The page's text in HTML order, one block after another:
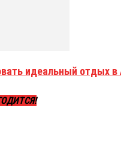
идеальный отдых в